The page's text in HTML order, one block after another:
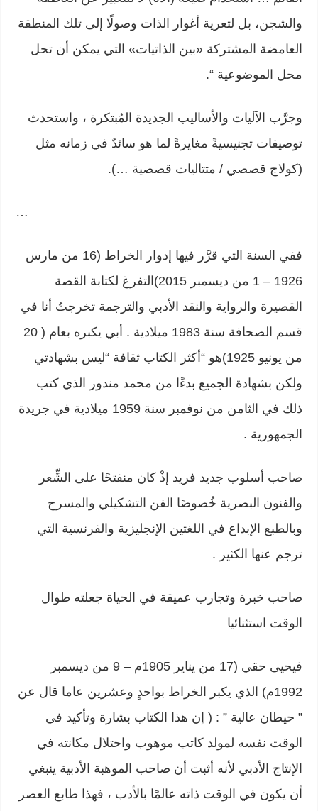
والشجن، بل لتعرية أغوار الذات وصولًا إلى تلك المنطقة
العامضة المشتركة «بين الذاتيات» التي يمكن أن تحل
محل الموضوعية “.
وجرَّب الآليات والأساليب الجديدة المُبتكرة ، واستحدث
توصيفات تجنيسيةً مغايرةً لما هو سائدٌ في زمانه مثل
(كولاج قصصي / متتاليات قصصية …).
…
ففي السنة التي قرَّر فيها إدوار الخراط (16 من مارس
1926 – 1 من ديسمبر 2015)التفرغ لكتابة القصة
القصيرة والرواية والنقد الأدبي والترجمة تخرجتُ أنا في
قسم الصحافة سنة 1983 ميلادية . أبي يكبره بعام ( 20
من يونيو 1925)هو “أكثر الكتاب ثقافة “ليس بشهادتي
ولكن بشهادة الجميع بدءًا من محمد مندور الذي كتب
ذلك في الثامن من نوفمبر سنة 1959 ميلادية في جريدة
الجمهورية .
صاحب أسلوب جديد فريد إذْ كان منفتحًا على الشِّعر
والفنون البصرية خُصوصًا الفن التشكيلي والمسرح
وبالطبع الإبداع في اللغتين الإنجليزية والفرنسية التي
ترجم عنها الكثير .
صاحب خبرة وتجارب عميقة في الحياة جعلته طوال
الوقت استثنائيا
فيحيى حقي (17 من يناير 1905م – 9 من ديسمبر
1992م) الذي يكبر الخراط بواحدٍ وعشرين عاما قال عن
” حيطان عالية ” : ( إن هذا الكتاب بشارة وتأكيد في
الوقت نفسه لمولد كاتب موهوب واحتلال مكانته في
الإنتاج الأدبي لأنه أثبت أن صاحب الموهبة الأدبية ينبغي
أن يكون في الوقت ذاته عالمًا بالأدب ، فهذا طابع العصر